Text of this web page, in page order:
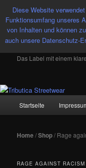
Tributica
Das Label mit einem
Zum
Zum
Startseite
Home/Shop/ Rage
RAGE AGAINST RACISM
Diese Website
Funktionsumfang unseres
von Inhalten und können
auch unsere Datenschutz-